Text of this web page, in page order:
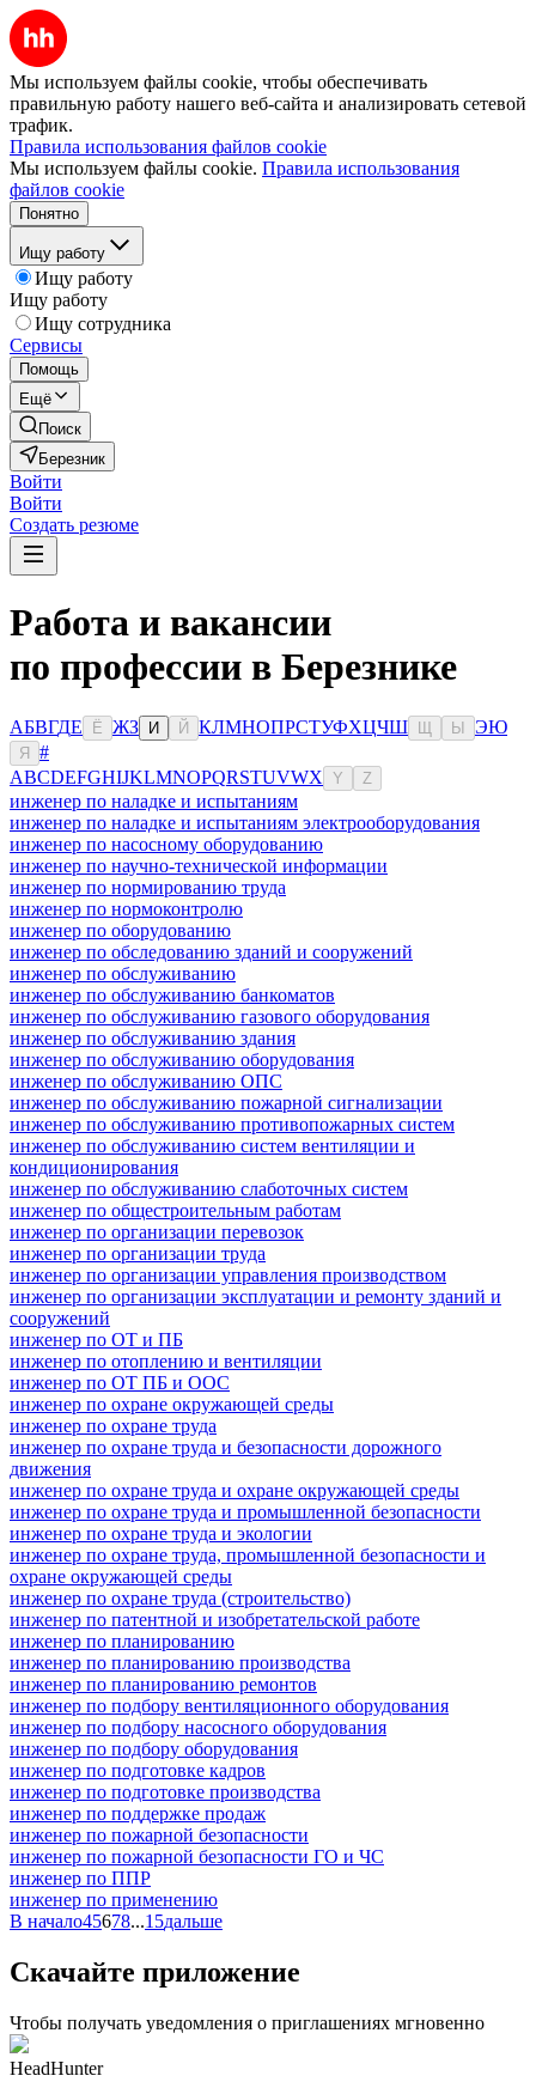
Мы используем файлы cookie, чтобы обеспечивать
правильную работу нашего веб-сайта и анализировать сетевой
трафик.
Правила использования файлов cookie
Мы используем файлы cookie. Правила использования
файлов cookie
Понятно
Ищу работу
Ищу работу
Ищу работу
Ищу сотрудника
Сервисы
Помощь
Ещё
Поиск
Березник
Войти
Войти
Создать резюме
Работа и вакансии
по профессии в Березнике
АБВГДЕ Ё ЖЗ И Й КЛМНОПРСТУФХЦЧШ Ы ЭЮ
Я
#
ABCDEFGHIJKLMNOPQRSTUVWX Y Z
инженер по наладке и испытаниям
инженер по наладке и испытаниям электрооборудования
инженер по насосному оборудованию
инженер по научно-технической информации
инженер по нормированию труда
инженер по нормоконтролю
инженер по оборудованию
инженер по обследованию зданий и сооружений
инженер по обслуживанию
инженер по обслуживанию банкоматов
инженер по обслуживанию газового оборудования
инженер по обслуживанию здания
инженер по обслуживанию оборудования
инженер по обслуживанию ОПС
инженер по обслуживанию пожарной сигнализации
инженер по обслуживанию противопожарных систем
инженер по обслуживанию систем вентиляции и
кондиционирования
инженер по обслуживанию слаботочных систем
инженер по общестроительным работам
инженер по организации перевозок
инженер по организации труда
инженер по организации управления производством
инженер по организации эксплуатации и ремонту зданий и
сооружений
инженер по ОТ и ПБ
инженер по отоплению и вентиляции
инженер по ОТ ПБ и ООС
инженер по охране окружающей среды
инженер по охране труда
инженер по охране труда и безопасности дорожного
движения
инженер по охране труда и охране окружающей среды
инженер по охране труда и промышленной безопасности
инженер по охране труда и экологии
инженер по охране труда, промышленной безопасности и
охране окружающей среды
инженер по охране труда (строительство)
инженер по патентной и изобретательской работе
инженер по планированию
инженер по планированию производства
инженер по планированию ремонтов
инженер по подбору вентиляционного оборудования
инженер по подбору насосного оборудования
инженер по подбору оборудования
инженер по подготовке кадров
инженер по подготовке производства
инженер по поддержке продаж
инженер по пожарной безопасности
инженер по пожарной безопасности ГО и ЧС
инженер по ППР
инженер по применению
В начало45678...15дальше
Скачайте приложение
Чтобы получать уведомления о приглашениях мгновенно
HeadHunter